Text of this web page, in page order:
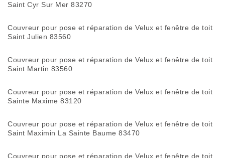
Saint Cyr Sur Mer 83270
Couvreur pour pose et réparation de Velux et fenêtre de toit
Saint Julien 83560
Couvreur pour pose et réparation de Velux et fenêtre de toit
Saint Martin 83560
Couvreur pour pose et réparation de Velux et fenêtre de toit
Sainte Maxime 83120
Couvreur pour pose et réparation de Velux et fenêtre de toit
Saint Maximin La Sainte Baume 83470
Couvreur pour pose et réparation de Velux et fenêtre de toit